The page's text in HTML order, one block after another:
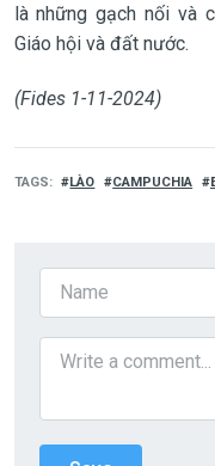
là những gạch nối và
Giáo hội và đất nước.
(Fides 1-11-2024)
TAGS LÀO CAMPUCHIA